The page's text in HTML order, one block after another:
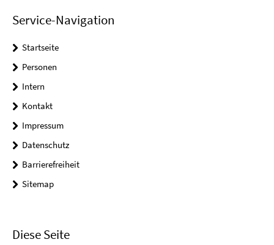
Service-Navigation
Startseite
Personen
Intern
Kontakt
Impressum
Datenschutz
Barrierefreiheit
Sitemap
Diese Seite